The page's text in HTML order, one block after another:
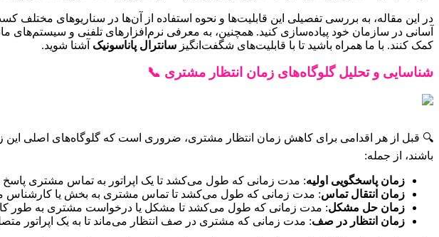
در این مقاله، به بررسی تفصیلی این قابلیت‌ها و نحوه استفاده از آن‌ها در سناریوهای
آسانی در سازمان خود پیاده‌سازی کنید. همچنین، به معرفی نرم‌افزارهای تلفنی و سیستم‌های
کمک کنند. با ما همراه باشید تا با قابلیت‌های شگفت‌انگیز سانترال پاناسونیک آشنا شوید.
شناسایی و تحلیل گلوگاه‌های زمان انتظار مشتری 📞
🔍 قبل از هر اقدامی برای کاهش زمان انتظار مشتری، ضروری است که گلوگاه‌های اصلی این
باشند، از جمله:
زمان پاسخگویی اولیه: مدت زمانی که طول می‌کشد تا یک اپراتور به تماس مشتری پاسخ
زمان انتقال تماس: مدت زمانی که طول می‌کشد تا تماس مشتری به بخش یا کارشناس
زمان حل مشکل: مدت زمانی که طول می‌کشد تا مشکل یا درخواست مشتری به طور
زمان انتظار در صف: مدت زمانی که مشتری در صف انتظار می‌ماند تا به یک اپراتور